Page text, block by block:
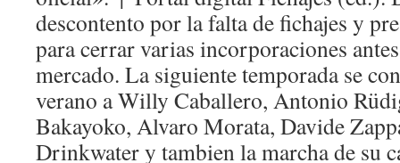
descontento por la falta de fichajes y
para cerrar varias incorporaciones
mercado. La siguiente temporada se
verano a Willy Caballero, Antonio
Bakayoko, Alvaro Morata, Davide
Drinkwater y tambien la marcha de su